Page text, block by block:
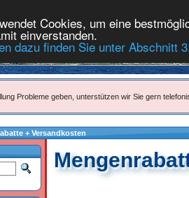
Cookies, um eine
einverstanden.
dazu finden Sie unter Abschnitt
Probleme geben, unterstützen wir Sie gern
+ Versandkosten